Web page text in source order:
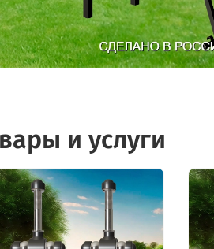
и услуги